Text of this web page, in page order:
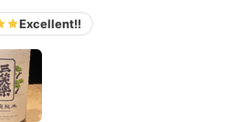
Excellent!!